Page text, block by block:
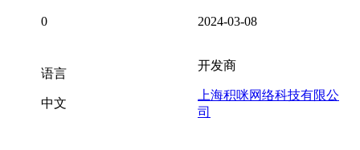
0 2024-03-08
语言
中文
开发商
上海积咪网络科技有限公
司